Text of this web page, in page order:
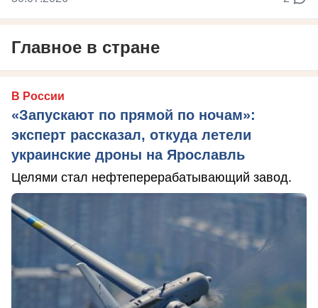
Главное в стране
В России
«Запускают по прямой по ночам»:
эксперт рассказал, откуда летели
украинские дроны на Ярославль
Целями стал нефтеперерабатывающий завод.